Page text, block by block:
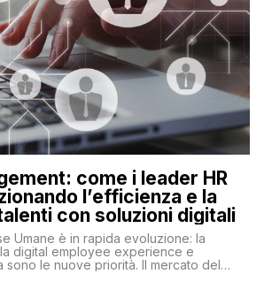
come i leader HR
l’efficienza e la
con soluzioni digitali
Umane è in rapida evoluzione: la
digital employee experience e
sono le nuove priorità. Il mercato del
sempre più competitivo con una lotta